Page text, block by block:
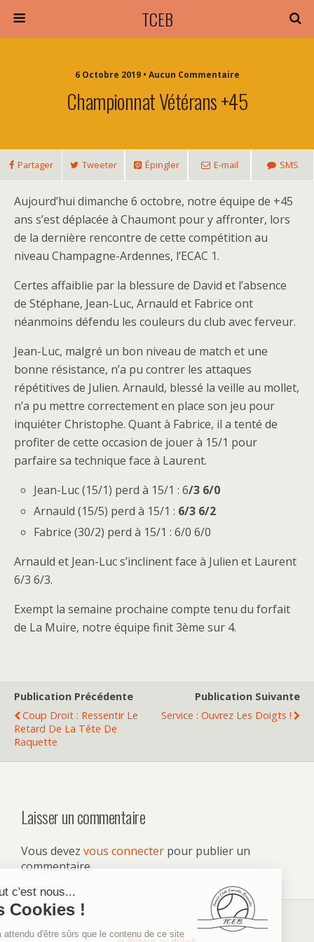
TCEB
6 Octobre 2019 • Aucun Commentaire
Championnat Vétérans +45
Partager Tweeter Épingler E-mail SMS
Aujourd’hui dimanche 6 octobre, notre équipe de +45
ans s’est déplacée à Chaumont pour y affronter, lors
de la dernière rencontre de cette compétition au
niveau Champagne-Ardennes, l’ECAC 1.
Certes affaiblie par la blessure de David et l’absence
de Stéphane, Jean-Luc, Arnauld et Fabrice ont
néanmoins défendu les couleurs du club avec ferveur.
Jean-Luc, malgré un bon niveau de match et une
bonne résistance, n’a pu contrer les attaques
répétitives de Julien. Arnauld, blessé la veille au mollet,
n’a pu mettre correctement en place son jeu pour
inquiéter Christophe. Quant à Fabrice, il a tenté de
profiter de cette occasion de jouer à 15/1 pour
parfaire sa technique face à Laurent.
Jean-Luc (15/1) perd à 15/1 : 6/3 6/0
Arnauld (15/5) perd à 15/1 : 6/3 6/2
Fabrice (30/2) perd à 15/1 : 6/0 6/0
Arnauld et Jean-Luc s’inclinent face à Julien et Laurent
6/3 6/3.
Exempt la semaine prochaine compte tenu du forfait
de La Muire, notre équipe finit 3ème sur 4.
Publication Précédente
Coup Droit : Ressentir Le
Retard De La Tête De
Raquette
Publication Suivante
Service : Ouvrez Les Doigts !
Laisser un commentaire
Vous devez vous connecter pour publier un
commentaire.